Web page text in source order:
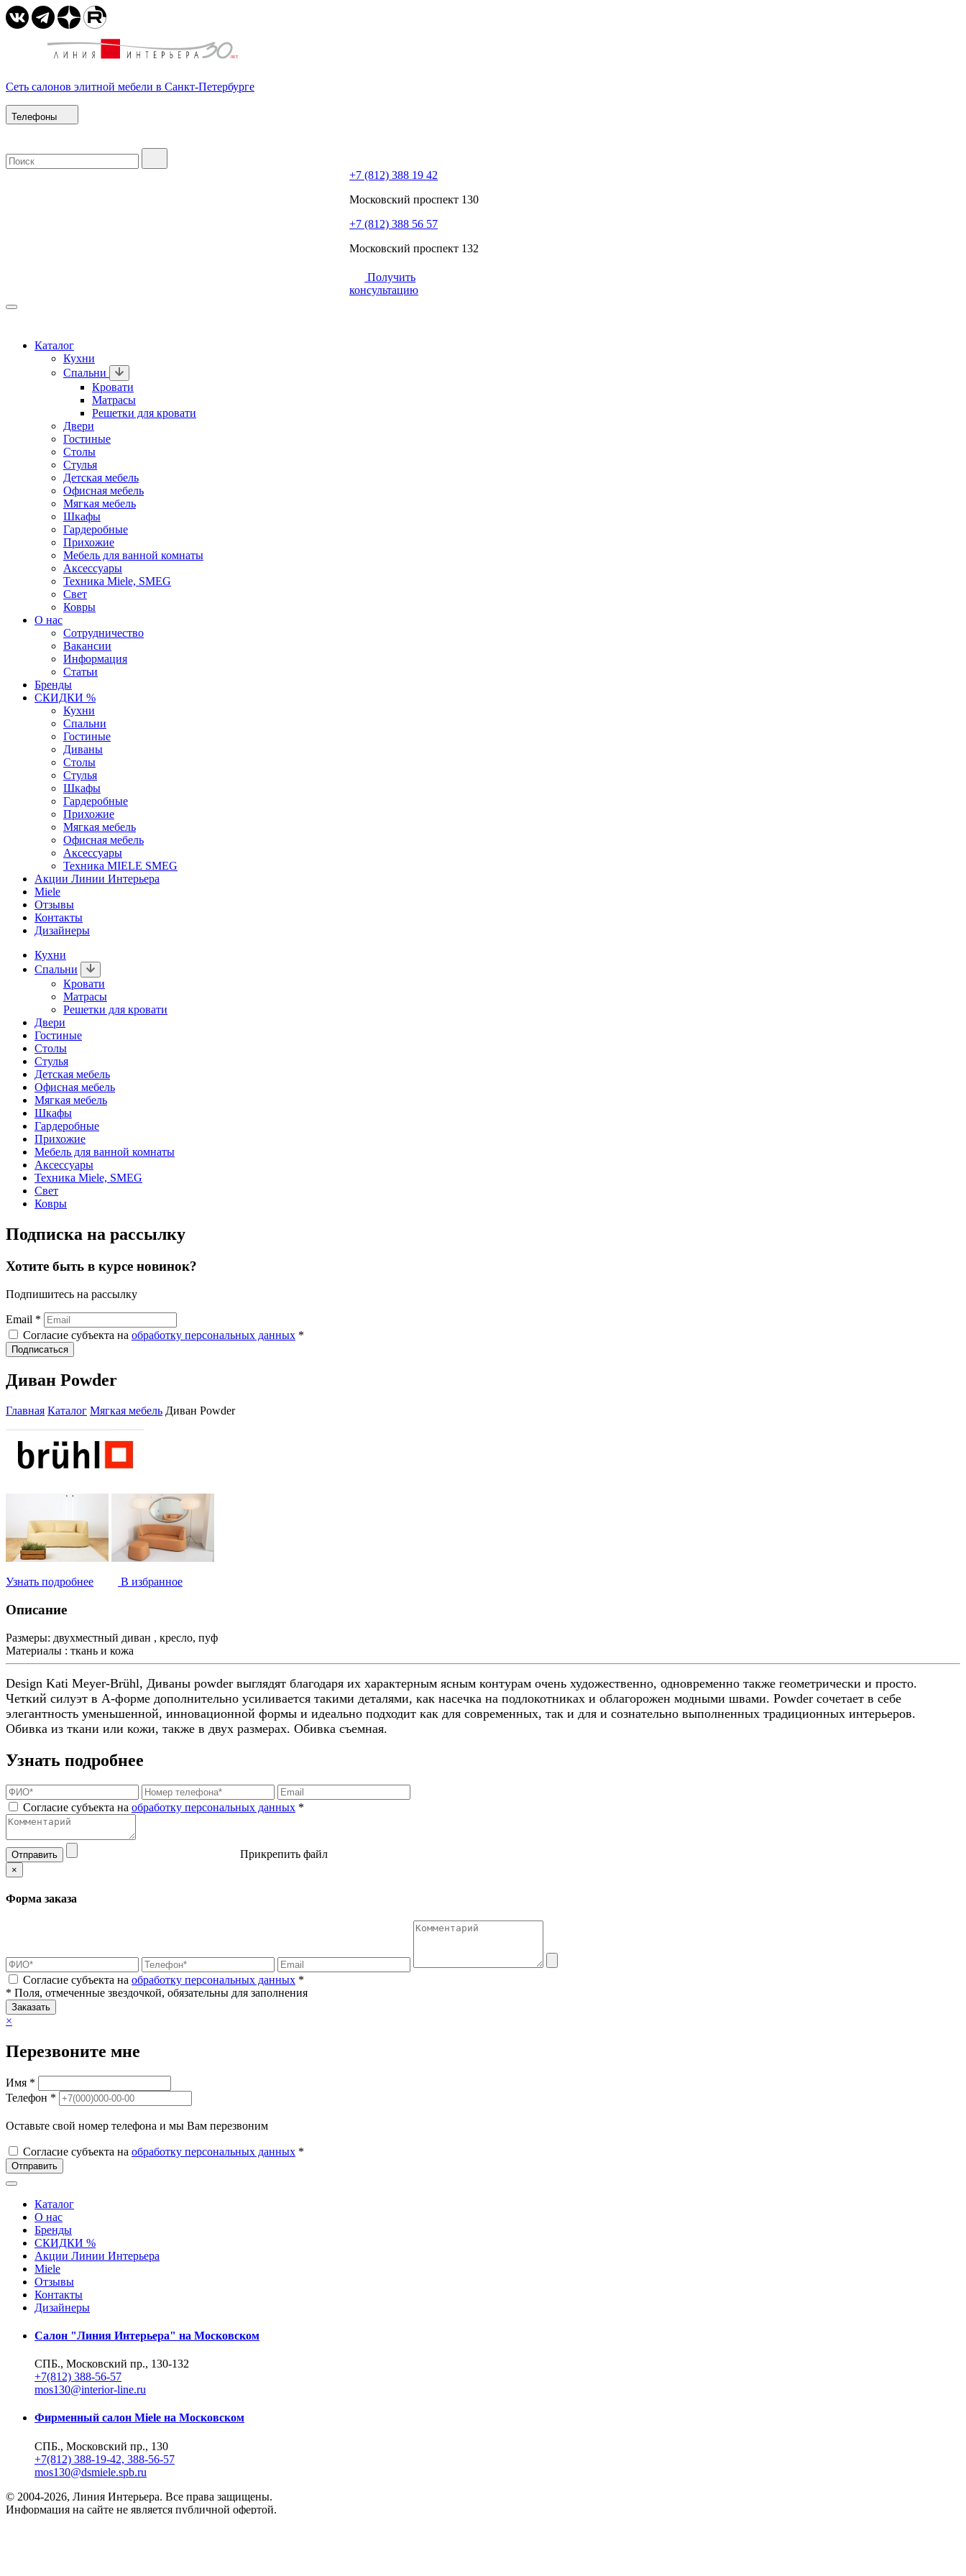
Сеть салонов элитной мебели в Санкт-Петербурге
Телефоны
+7 (812) 388 19 42
Московский проспект 130
+7 (812) 388 56 57
Московский проспект 132
Получить
консультацию
Каталог
Кухни
Спальни
Кровати
Матрасы
Решетки для кровати
Двери
Гостиные
Столы
Стулья
Детская мебель
Офисная мебель
Мягкая мебель
Шкафы
Гардеробные
Прихожие
Мебель для ванной комнаты
Аксессуары
Техника Miele, SMEG
Свет
Ковры
О нас
Сотрудничество
Вакансии
Информация
Статьи
Бренды
СКИДКИ %
Кухни
Спальни
Гостиные
Диваны
Столы
Стулья
Шкафы
Гардеробные
Прихожие
Мягкая мебель
Офисная мебель
Аксессуары
Техника MIELE SMEG
Акции Линии Интерьера
Miele
Отзывы
Контакты
Дизайнеры
Кухни
Спальни
Кровати
Матрасы
Решетки для кровати
Двери
Гостиные
Столы
Стулья
Детская мебель
Офисная мебель
Мягкая мебель
Шкафы
Гардеробные
Прихожие
Мебель для ванной комнаты
Аксессуары
Техника Miele, SMEG
Свет
Ковры
Подписка на рассылку
Хотите быть в курсе новинок?
Подпишитесь на рассылку
Email *
Согласие субъекта на обработку персональных данных *
Подписаться
Диван Powder
Главная Каталог Мягкая мебель Диван Powder
Узнать подробнее В избранное
Описание
Размеры: двухместный диван , кресло, пуф
Материалы : ткань и кожа
Design Kati Meyer-Brühl, Диваны powder выглядят благодаря их характерным ясным контурам очень художественно, одновременно также геометрически и просто.
Четкий силуэт в А-форме дополнительно усиливается такими деталями, как насечка на подлокотниках и облагорожен модными швами. Powder сочетает в себе
элегантность уменьшенной, инновационной формы и идеально подходит как для современных, так и для и сознательно выполненных традиционных интерьеров.
Обивка из ткани или кожи, также в двух размерах. Обивка съемная.
Узнать подробнее
Согласие субъекта на обработку персональных данных *
Отправить Прикрепить файл
×
Форма заказа
Согласие субъекта на обработку персональных данных *
* Поля, отмеченные звездочкой, обязательны для заполнения
Заказать
×
Перезвоните мне
Имя *
Телефон *
Оставьте свой номер телефона и мы Вам перезвоним
Согласие субъекта на обработку персональных данных *
Отправить
Каталог
О нас
Бренды
СКИДКИ %
Акции Линии Интерьера
Miele
Отзывы
Контакты
Дизайнеры
Салон "Линия Интерьера" на Московском
СПБ., Московский пр., 130-132
+7(812) 388-56-57
mos130@interior-line.ru
Фирменный салон Miele на Московском
СПБ., Московский пр., 130
+7(812) 388-19-42, 388-56-57
mos130@dsmiele.spb.ru
© 2004-2026, Линия Интерьера. Все права защищены.
Информация на сайте не является публичной офертой.